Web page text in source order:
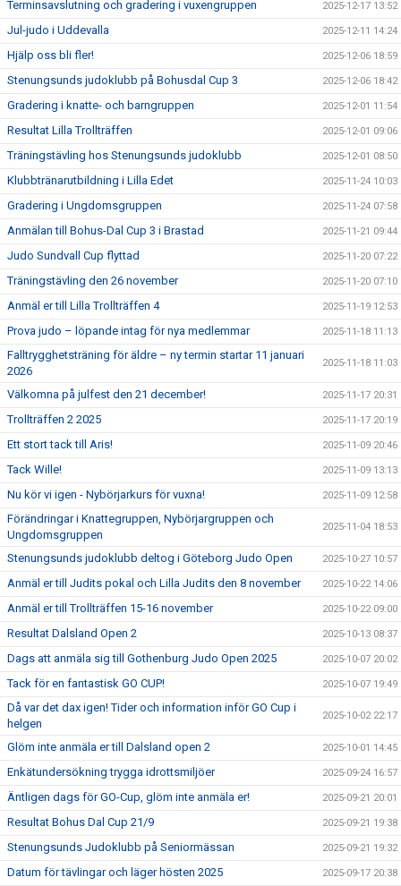
Terminsavslutning och gradering i vuxengruppen 2025-12-17 13:52
Jul-judo i Uddevalla 2025-12-11 14:24
Hjälp oss bli fler! 2025-12-06 18:59
Stenungsunds judoklubb på Bohusdal Cup 3 2025-12-06 18:42
Gradering i knatte- och barngruppen 2025-12-01 11:54
Resultat Lilla Trollträffen 2025-12-01 09:06
Träningstävling hos Stenungsunds judoklubb 2025-12-01 08:50
Klubbtränarutbildning i Lilla Edet 2025-11-24 10:03
Gradering i Ungdomsgruppen 2025-11-24 07:58
Anmälan till Bohus-Dal Cup 3 i Brastad 2025-11-21 09:44
Judo Sundvall Cup flyttad 2025-11-20 07:22
Träningstävling den 26 november 2025-11-20 07:10
Anmäl er till Lilla Trollträffen 4 2025-11-19 12:53
Prova judo – löpande intag för nya medlemmar 2025-11-18 11:13
Falltrygghetsträning för äldre – ny termin startar 11 januari
2026
2025-11-18 11:03
Välkomna på julfest den 21 december! 2025-11-17 20:31
Trollträffen 2 2025 2025-11-17 20:19
Ett stort tack till Aris! 2025-11-09 20:46
Tack Wille! 2025-11-09 13:13
Nu kör vi igen - Nybörjarkurs för vuxna! 2025-11-09 12:58
Förändringar i Knattegruppen, Nybörjargruppen och
Ungdomsgruppen
2025-11-04 18:53
Stenungsunds judoklubb deltog i Göteborg Judo Open 2025-10-27 10:57
Anmäl er till Judits pokal och Lilla Judits den 8 november 2025-10-22 14:06
Anmäl er till Trollträffen 15-16 november 2025-10-22 09:00
Resultat Dalsland Open 2 2025-10-13 08:37
Dags att anmäla sig till Gothenburg Judo Open 2025 2025-10-07 20:02
Tack för en fantastisk GO CUP! 2025-10-07 19:49
Då var det dax igen! Tider och information inför GO Cup i
helgen
2025-10-02 22:17
Glöm inte anmäla er till Dalsland open 2 2025-10-01 14:45
Enkätundersökning trygga idrottsmiljöer 2025-09-24 16:57
Äntligen dags för GO-Cup, glöm inte anmäla er! 2025-09-21 20:01
Resultat Bohus Dal Cup 21/9 2025-09-21 19:38
Stenungsunds Judoklubb på Seniormässan 2025-09-21 19:32
Datum för tävlingar och läger hösten 2025 2025-09-17 20:38